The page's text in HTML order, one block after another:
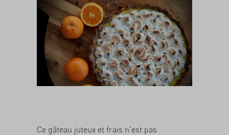
Ce gâteau juteux et frais n'est pas